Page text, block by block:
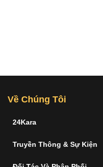
Về Chúng Tôi
24Kara
Truyền Thông & Sự Kiện